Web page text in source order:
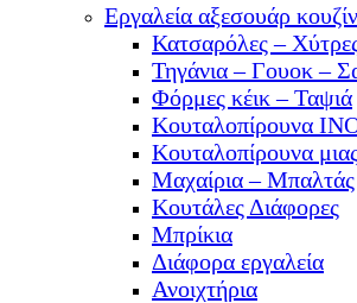
Εργαλεία αξεσουάρ
Κατσαρόλες –
Τηγάνια – Γουοκ –
Φόρμες κέικ – Ταψιά
Κουταλοπίρουνα
Κουταλοπίρουνα
Μαχαίρια – Μπαλτάς
Κουτάλες Διάφορες
Μπρίκια
Διάφορα εργαλεία
Ανοιχτήρια